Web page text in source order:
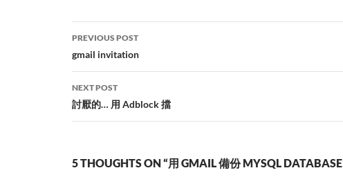
Post
navigation
PREVIOUS POST
gmail invitation
NEXT POST
討厭的… 用 Adblock 擋
5 THOUGHTS ON “用 GMAIL 備份 MYSQL